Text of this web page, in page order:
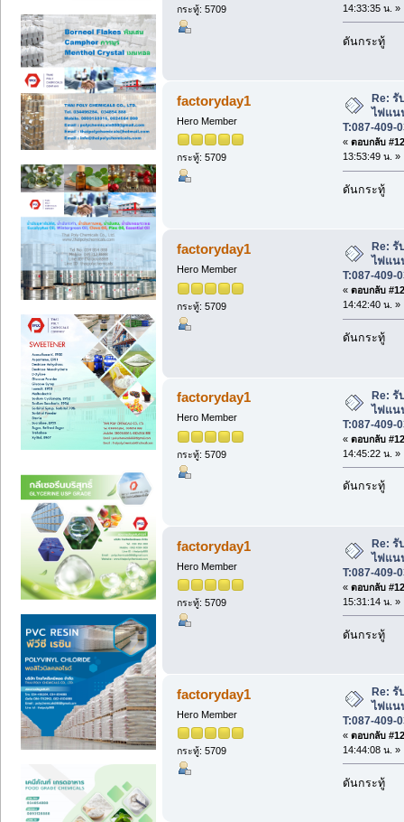
กระทู้: 5709
14:33:35 น. »
ดันกระทู้
factoryday1
Hero Member
กระทู้: 5709
Re: รั
ไฟแน
T:087-409-
« ตอบกลับ
13:53:49 น. »
ดันกระทู้
factoryday1
Hero Member
กระทู้: 5709
Re: รั
ไฟแน
T:087-409-
« ตอบกลับ
14:42:40 น. »
ดันกระทู้
factoryday1
Hero Member
กระทู้: 5709
Re: รั
ไฟแน
T:087-409-
« ตอบกลับ
14:45:22 น. »
ดันกระทู้
factoryday1
Hero Member
กระทู้: 5709
Re: รั
ไฟแน
T:087-409-
« ตอบกลับ
15:31:14 น. »
ดันกระทู้
factoryday1
Hero Member
กระทู้: 5709
Re: รั
ไฟแน
T:087-409-
« ตอบกลับ
14:44:08 น. »
ดันกระทู้